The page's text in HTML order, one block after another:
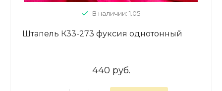
В наличии: 1.05
Штапель К33-273 фуксия однотонный
440 руб.